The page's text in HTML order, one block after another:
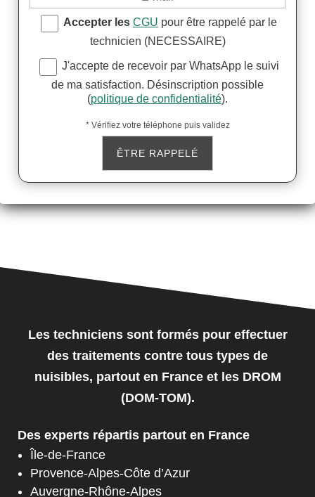
Accepter les CGU pour être rappelé par le
technicien (NECESSAIRE)
J'accepte de recevoir par WhatsApp le suivi
de ma satisfaction. Désinscription possible
(politique de confidentialité).
* Vérifiez votre téléphone puis validez
Les techniciens sont formés pour effectuer
des traitements contre tous types de
nuisibles, partout en France et les DROM
(DOM-TOM).
Des experts répartis partout en France
Île-de-France
Provence-Alpes-Côte d’Azur
Auvergne-Rhône-Alpes